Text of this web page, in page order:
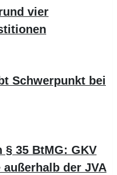
vier
Schwerpunkt bei
35 BtMG: GKV
der JVA